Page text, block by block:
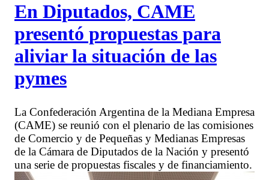
En Diputados, CAME
presentó propuestas para
aliviar la situación de las
pymes
La Confederación Argentina de la Mediana Empresa
(CAME) se reunió con el plenario de las comisiones
de Comercio y de Pequeñas y Medianas Empresas
de la Cámara de Diputados de la Nación y presentó
una serie de propuestas fiscales y de financiamiento.